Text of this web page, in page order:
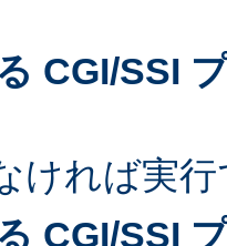
CGI/SSI
ければ実
CGI/SSI